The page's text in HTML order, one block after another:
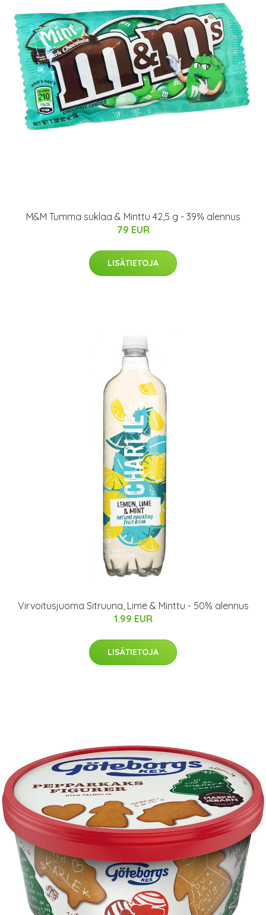
M&M Tumma suklaa & Minttu 42,5 g - 39% alennus
79 EUR
LISÄTIETOJA
Virvoitusjuoma Sitruuna, Lime & Minttu - 50% alennus
1.99 EUR
LISÄTIETOJA